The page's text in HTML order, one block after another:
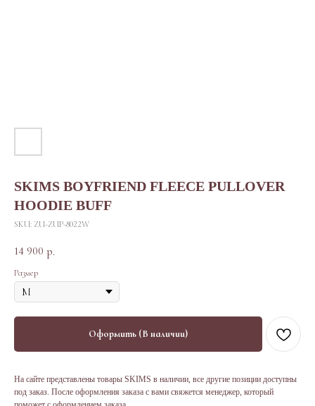
SKIMS BOYFRIEND FLEECE PULLOVER
HOODIE BUFF
SKU: ZU-ZUP-8022W
14 900 р.
Размер
Оформить (В наличии)
На сайте представлены товары SKIMS в наличии, все другие позиции доступны
под заказ. После оформления заказа с вами свяжется менеджер, который